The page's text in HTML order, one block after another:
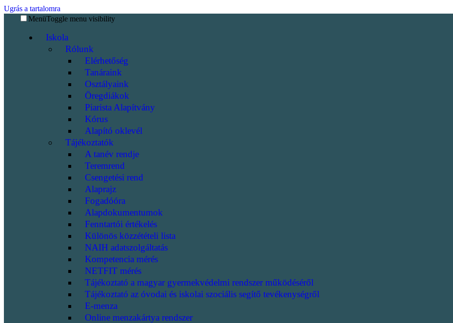
Ugrás a tartalomra
MenüToggle menu visibility
Iskola
Rólunk
Elérhetőség
Tanáraink
Osztályaink
Öregdiákok
Piarista Alapítvány
Kórus
Alapító oklevél
Tájékoztatók
A tanév rendje
Teremrend
Csengetési rend
Alaprajz
Fogadóóra
Alapdokumentumok
Fenntartói értékelés
Különös közzétételi lista
NAIH adatszolgáltatás
Kompetencia mérés
NETFIT mérés
Tájékoztató a magyar gyermekvédelmi rendszer működéséről
Tájékoztató az óvodai és iskolai szociális segítő tevékenységről
E-menza
Online menzakártya rendszer